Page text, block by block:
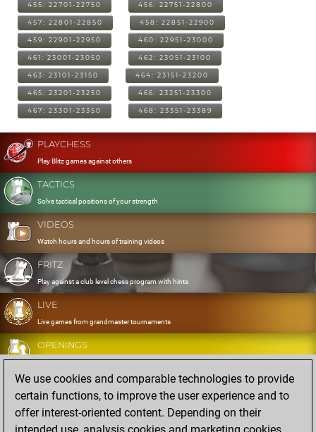
455: 22701-22750 456: 22751-22800
457: 22801-22850 458: 22851-22900
459: 22901-22950 460: 22951-23000
461: 23001-23050 462: 23051-23100
463: 23101-23150 464: 23151-23200
465: 23201-23250 466: 23251-23300
467: 23301-23350 468: 23351-23389
PLAYCHESS
Play Blitz games against others
TACTICS
Solve tactical positions of your strength
VIDEOS
Watch hours and hours of training videos
FRITZ
Play against a club level chess program with hints
LIVE
Live games from grandmaster tournaments
OPENINGS
Develop and exercise your openings
DATABASE
Eight million strong games
MYGAMES
We use cookies and comparable technologies to provide
certain functions, to improve the user experience and to
offer interest-oriented content. Depending on their